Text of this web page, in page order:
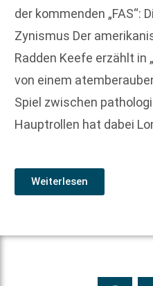
der kommenden „FAS“:
Zynismus Der
Radden Keefe erzählt in
von einem
Spiel ­zwischen
Hauptrollen hat dabei
Weiterlesen